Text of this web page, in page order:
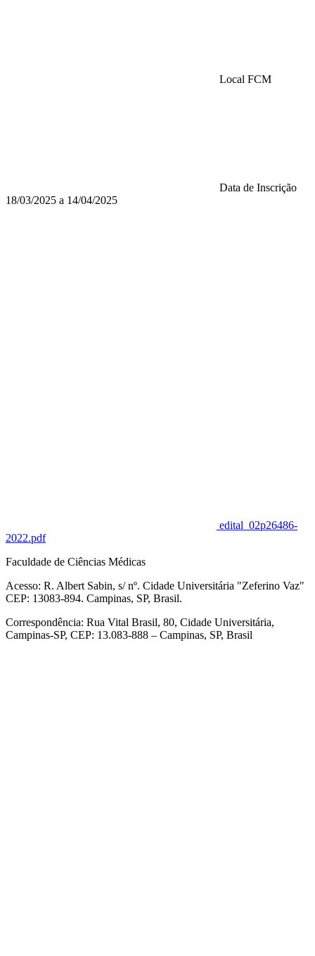
Local FCM
Data de Inscrição
18/03/2025 a 14/04/2025
edital_02p26486-
2022.pdf
Faculdade de Ciências Médicas
Acesso: R. Albert Sabin, s/ nº. Cidade Universitária "Zeferino Vaz"
CEP: 13083-894. Campinas, SP, Brasil.
Correspondência: Rua Vital Brasil, 80, Cidade Universitária,
Campinas-SP, CEP: 13.083-888 – Campinas, SP, Brasil